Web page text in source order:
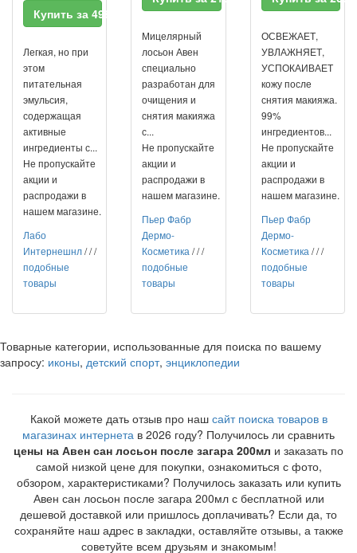
Купить за 4980 RUR
Легкая, но при
этом
питательная
эмульсия,
содержащая
активные
ингредиенты с...
Не пропускайте
акции и
распродажи в
нашем магазине.
Лабо
Интернешнл///
подобные
товары
Мицелярный
лосьон Авен
специально
разработан для
очищения и
снятия макияжа
с...
Не пропускайте
акции и
распродажи в
нашем магазине.
Пьер Фабр
Дермо-
Косметика ///
подобные
товары
ОСВЕЖАЕТ,
УВЛАЖНЯЕТ,
УСПОКАИВАЕТ
кожу после
снятия макияжа.
99%
ингредиентов...
Не пропускайте
акции и
распродажи в
нашем магазине.
Пьер Фабр
Дермо-
Косметика ///
подобные
товары
Товарные категории, использованные для поиска по вашему
запросу: иконы, детский спорт, энциклопедии
Какой можете дать отзыв про наш сайт поиска товаров в
магазинах интернета в 2026 году? Получилось ли сравнить
цены на Авен сан лосьон после загара 200мл и заказать по
самой низкой цене для покупки, ознакомиться с фото,
обзором, характеристиками? Получилось заказать или купить
Авен сан лосьон после загара 200мл с бесплатной или
дешевой доставкой или пришлось доплачивать? Если да, то
сохраняйте наш адрес в закладки, оставляйте отзывы, а также
советуйте всем друзьям и знакомым!